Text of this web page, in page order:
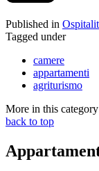
Published in
Tagged under
camere
appartamenti
agriturismo
More in this
back to top